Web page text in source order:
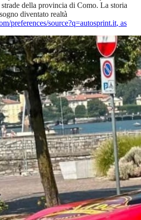
della provincia di Como. La storia
diventato realtà
preferences/source?q=autosprint.it, as